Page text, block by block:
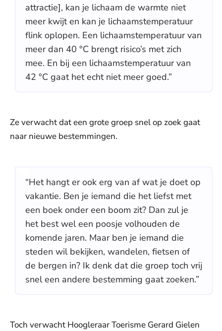
attractie], kan je lichaam de warmte niet
meer kwijt en kan je lichaamstemperatuur
flink oplopen. Een lichaamstemperatuur van
meer dan 40 °C brengt risico’s met zich
mee. En bij een lichaamstemperatuur van
42 °C gaat het echt niet meer goed.”
Ze verwacht dat een grote groep snel op zoek gaat
naar nieuwe bestemmingen.
“Het hangt er ook erg van af wat je doet op
vakantie. Ben je iemand die het liefst met
een boek onder een boom zit? Dan zul je
het best wel een poosje volhouden de
komende jaren. Maar ben je iemand die
steden wil bekijken, wandelen, fietsen of
de bergen in? Ik denk dat die groep toch vrij
snel een andere bestemming gaat zoeken.”
Toch verwacht Hoogleraar Toerisme Gerard Gielen